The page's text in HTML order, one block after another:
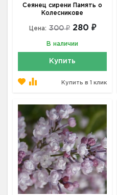
Сеянец сирени Память о
Колесникове
Цена: 300 ₽ 280 ₽
В наличии
Купить
Купить в 1 клик